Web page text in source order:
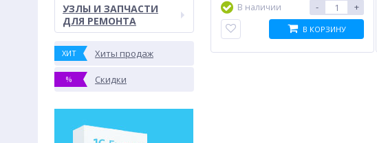
УЗЛЫ И ЗАПЧАСТИ
ДЛЯ РЕМОНТА
ХИТ Хиты продаж
% Скидки
В наличии
- +
В КОРЗИНУ